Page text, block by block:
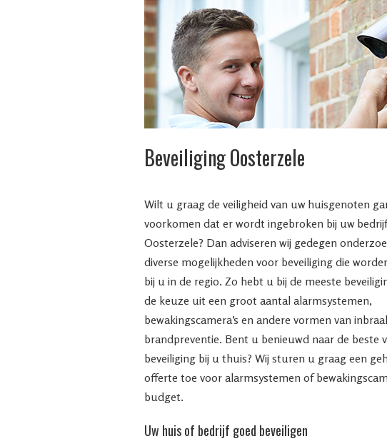
Beveiliging Oosterzele
Wilt u graag de veiligheid van uw huisgenoten
voorkomen dat er wordt ingebroken bij uw
Oosterzele? Dan adviseren wij gedegen
diverse mogelijkheden voor beveiliging die
bij u in de regio. Zo hebt u bij de meeste
de keuze uit een groot aantal alarmsystemen,
bewakingscamera’s en andere vormen van
brandpreventie. Bent u benieuwd naar de beste
beveiliging bij u thuis? Wij sturen u graag een
offerte toe voor alarmsystemen of
budget.
Uw huis of bedrijf goed beveiligen